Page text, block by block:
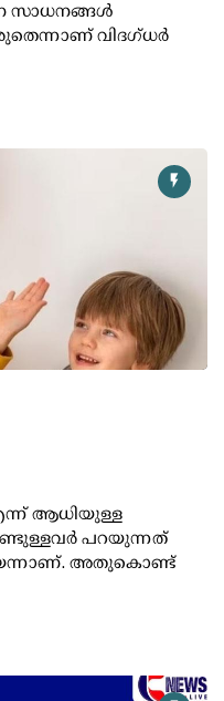
സാധനങ്ങള്‍
വിദഗ്ധര്‍
ആധിയുള്ള
പറയുന്നത്
അതുകൊണ്ട്